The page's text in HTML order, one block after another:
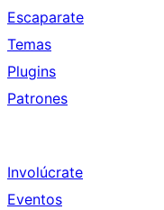
Escaparate
Temas
Plugins
Patrones
Involúcrate
Eventos